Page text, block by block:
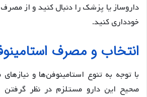
داروساز یا پزشک را دنبال کنید و از مصرف
خودداری کنید.
انتخاب و مصرف
با توجه به تنوع استامینوفن‌ها و نیازهای
صحیح این دارو مستلزم در نظر گرفتن